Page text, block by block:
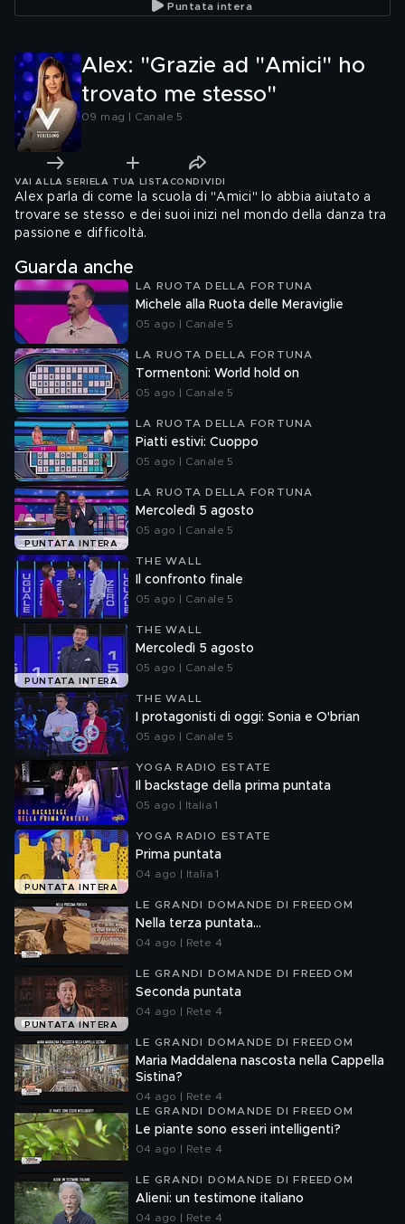
Puntata intera
Alex: "Grazie ad "Amici" ho
trovato me stesso"
09 mag | Canale 5
VAI ALLA SERIE LA TUA LISTA CONDIVIDI
Alex parla di come la scuola di "Amici" lo abbia aiutato a
trovare se stesso e dei suoi inizi nel mondo della danza tra
passione e difficoltà.
Guarda anche
LA RUOTA DELLA FORTUNA
Michele alla Ruota delle Meraviglie
05 ago | Canale 5
LA RUOTA DELLA FORTUNA
Tormentoni: World hold on
05 ago | Canale 5
LA RUOTA DELLA FORTUNA
Piatti estivi: Cuoppo
05 ago | Canale 5
PUNTATA INTERA
LA RUOTA DELLA FORTUNA
Mercoledì 5 agosto
05 ago | Canale 5
THE WALL
Il confronto finale
05 ago | Canale 5
PUNTATA INTERA
THE WALL
Mercoledì 5 agosto
05 ago | Canale 5
THE WALL
I protagonisti di oggi: Sonia e O'brian
05 ago | Canale 5
YOGA RADIO ESTATE
Il backstage della prima puntata
05 ago | Italia 1
PUNTATA INTERA
YOGA RADIO ESTATE
Prima puntata
04 ago | Italia 1
LE GRANDI DOMANDE DI FREEDOM
Nella terza puntata...
04 ago | Rete 4
PUNTATA INTERA
LE GRANDI DOMANDE DI FREEDOM
Seconda puntata
04 ago | Rete 4
LE GRANDI DOMANDE DI FREEDOM
Maria Maddalena nascosta nella Cappella
Sistina?
04 ago | Rete 4
LE GRANDI DOMANDE DI FREEDOM
Le piante sono esseri intelligenti?
04 ago | Rete 4
LE GRANDI DOMANDE DI FREEDOM
Alieni: un testimone italiano
04 ago | Rete 4